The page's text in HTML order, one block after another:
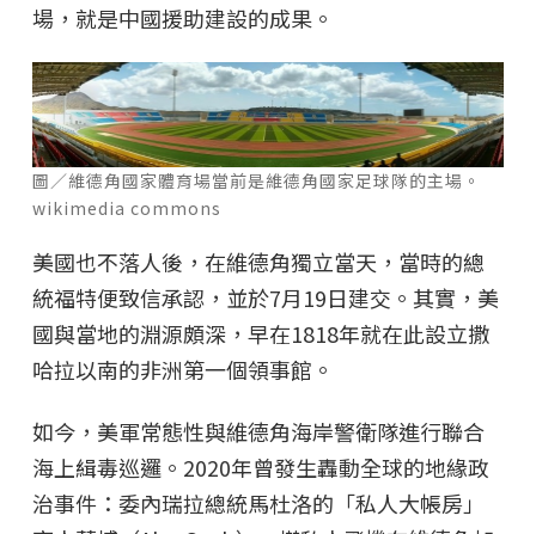
場，就是中國援助建設的成果。
圖／維德角國家體育場當前是維德角國家足球隊的主場。
wikimedia commons
美國也不落人後，在維德角獨立當天，當時的總
統福特便致信承認，並於7月19日建交。其實，美
國與當地的淵源頗深，早在1818年就在此設立撒
哈拉以南的非洲第一個領事館。
如今，美軍常態性與維德角海岸警衛隊進行聯合
海上緝毒巡邏。2020年曾發生轟動全球的地緣政
治事件：委內瑞拉總統馬杜洛的「私人大帳房」